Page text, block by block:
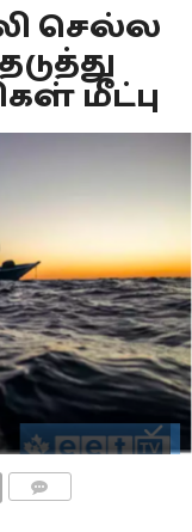
செல்ல
மீட்பு